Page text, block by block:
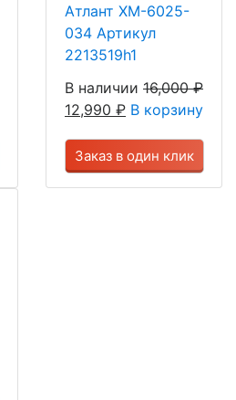
Атлант ХМ-6025-
034 Артикул
2213519h1
В наличии 16,000₽
12,990 ₽ В корзину
Заказ в один клик